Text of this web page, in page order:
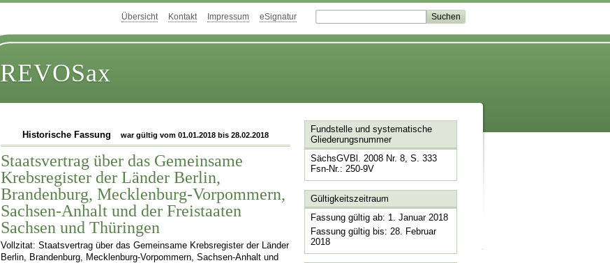
Übersicht Kontakt Impressum eSignatur
REVOSax
Historische Fassung war gültig vom 01.01.2018 bis 28.02.2018
Staatsvertrag über das Gemeinsame
Krebsregister der Länder Berlin,
Brandenburg, Mecklenburg-Vorpommern,
Sachsen-Anhalt und der Freistaaten
Sachsen und Thüringen
Vollzitat: Staatsvertrag über das Gemeinsame Krebsregister der Länder
Berlin, Brandenburg, Mecklenburg-Vorpommern, Sachsen-Anhalt und
Fundstelle und systematische
Gliederungsnummer
SächsGVBl. 2008 Nr. 8, S. 333
Fsn-Nr.: 250-9V
Gültigkeitszeitraum
Fassung gültig ab: 1. Januar 2018
Fassung gültig bis: 28. Februar
2018